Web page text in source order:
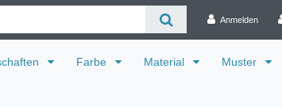
Anmelden
Farbe Material Muster